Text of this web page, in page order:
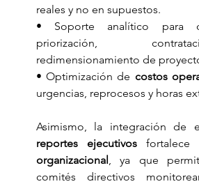
reales y no en supuestos.
• Soporte analítico para
priorización,
redimensionamiento de
• Optimización de costos
urgencias, reprocesos y horas
reportes ejecutivos fortalece
organizacional , ya que
comités directivos